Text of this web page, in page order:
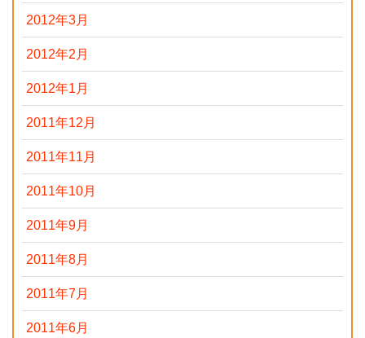
2012年3月
2012年2月
2012年1月
2011年12月
2011年11月
2011年10月
2011年9月
2011年8月
2011年7月
2011年6月